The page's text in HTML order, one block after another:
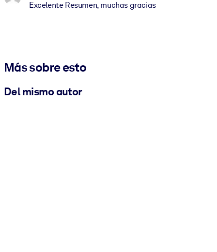
Excelente Resumen, muchas gracias
Más sobre esto
Del mismo autor